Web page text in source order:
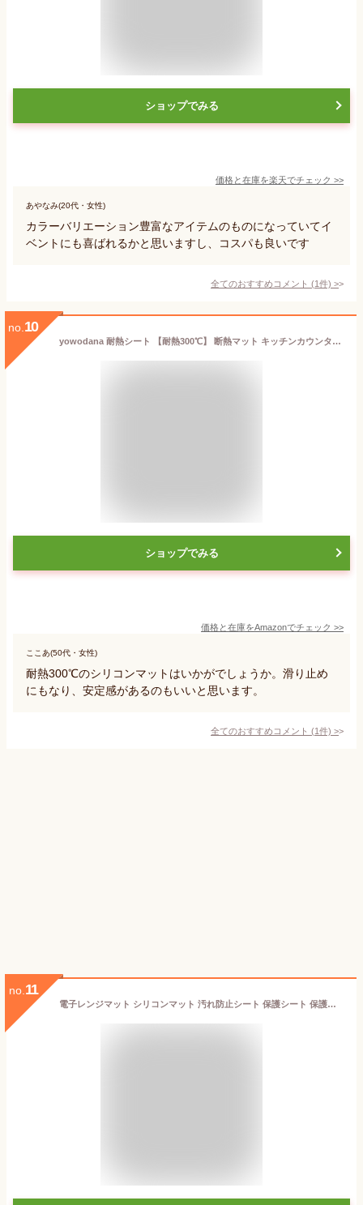
ショップでみる
価格と在庫を楽天でチェック >>
あやなみ(20代・女性)
カラーバリエーション豊富なアイテムのものになっていてイ
ベントにも喜ばれるかと思いますし、コスパも良いです
全てのおすすめコメント (1件) >
no. 10
yowodana 耐熱シート 【耐熱300℃】 断熱マット キッチンカウンター用調理台保護マット 保護シート 傷防止 防汚 滑り止め シリコンマット 電子レンジ 耐熱ボード キッチン キッチン 調理用(3枚セット, 長方形, 45×30cm)
ショップでみる
価格と在庫をAmazonでチェック >>
ここあ(50代・女性)
耐熱300℃のシリコンマットはいかがでしょうか。滑り止め
にもなり、安定感があるのもいいと思います。
全てのおすすめコメント (1件) >
no. 11
電子レンジマット シリコンマット 汚れ防止シート 保護シート 保護マット ランチョンマット 滑り止めマット 滑り止めシート レンジトレー 耐熱 おしゃれ キッチン シリコン 電子レンジ 無地 電子レンジ庫内汚れ防止シート 耐冷 滑り止め 送料無料